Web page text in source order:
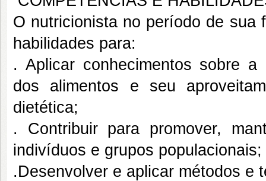
O nutricionista no período de sua
habilidades para:
. Aplicar conhecimentos sobre a
dos alimentos e seu
dietética;
. Contribuir para promover,
indivíduos e grupos populacionais;
.Desenvolver e aplicar métodos e